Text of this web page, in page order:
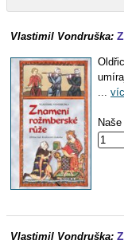
Vlastimil Vondruška:
...
Vlastimil Vondruška: